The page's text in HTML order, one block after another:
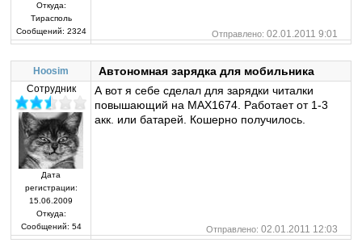
Откуда:
Тирасполь
Сообщений: 2324 Отправлено: 02.01.2011 9:01
Hoosim Автономная зарядка для мобильника
Сотрудник
Дата
регистрации:
15.06.2009
Откуда:
Сообщений: 54
А вот я себе сделал для зарядки читалки
повышающий на МАХ1674. Работает от 1-3
акк. или батарей. Кошерно получилось.
Отправлено: 02.01.2011 12:03